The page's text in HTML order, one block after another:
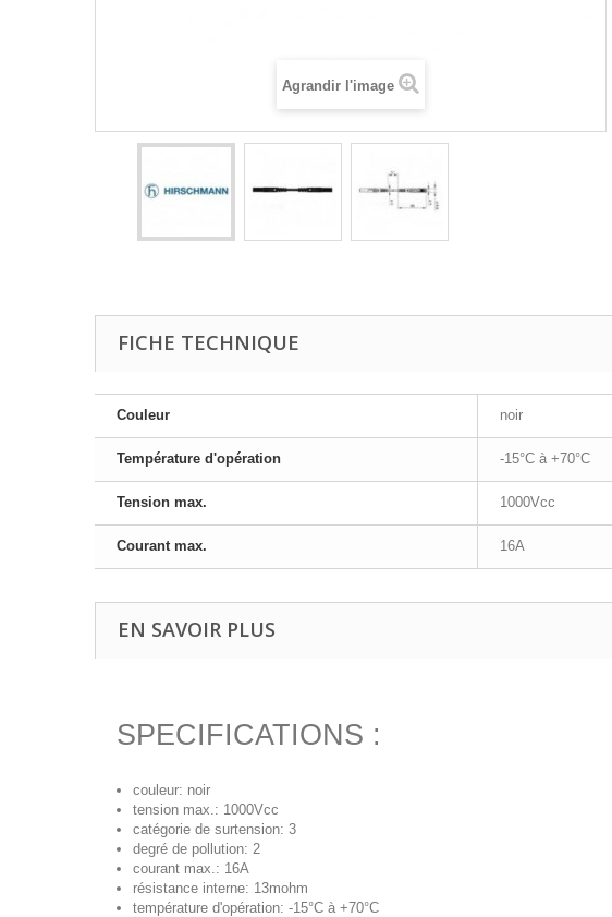
Agrandir l'image
FICHE TECHNIQUE
Couleur noir
Température d'opération -15°C à +70°C
Tension max. 1000Vcc
Courant max. 16A
EN SAVOIR PLUS
SPECIFICATIONS :
couleur: noir
tension max.: 1000Vcc
catégorie de surtension: 3
degré de pollution: 2
courant max.: 16A
résistance interne: 13mohm
température d'opération: -15°C à +70°C